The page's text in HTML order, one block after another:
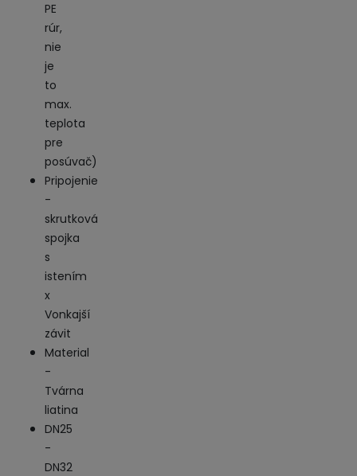
PE
rúr,
nie
je
to
max.
teplota
pre
posúvač)
Pripojenie
-
skrutková
spojka
s
istením
x
Vonkajší
závit
Material
-
Tvárna
liatina
DN25
-
DN32